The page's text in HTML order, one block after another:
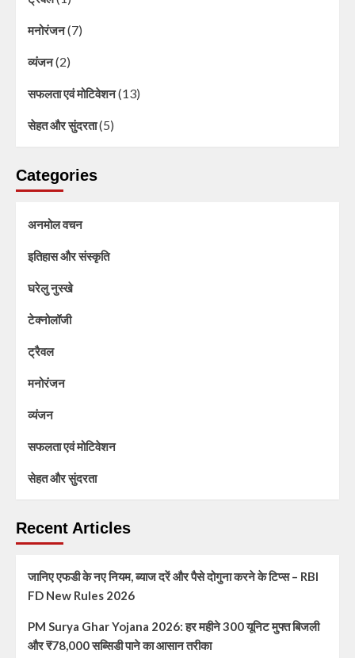
मनोरंजन(7)
व्यंजन(2)
सफलता एवं मोटिवेशन(13)
सेहत और सुंदरता(5)
Categories
अनमोल वचन
इतिहास और संस्कृति
घरेलु नुस्खे
टेक्नोलॉजी
ट्रैवल
मनोरंजन
व्यंजन
सफलता एवं मोटिवेशन
सेहत और सुंदरता
Recent Articles
जानिए एफडी के नए नियम, ब्याज दरें और पैसे दोगुना करने के टिप्स – RBI
FD New Rules 2026
PM Surya Ghar Yojana 2026: हर महीने 300 यूनिट मुफ्त बिजली
और ₹78,000 सब्सिडी पाने का आसान तरीका